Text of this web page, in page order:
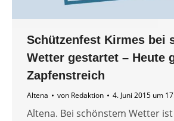
Schützenfest Kirmes bei
Wetter gestartet – Heute
Zapfenstreich
Altena von Redaktion 4. Juni 2015 um
Altena. Bei schönstem Wetter